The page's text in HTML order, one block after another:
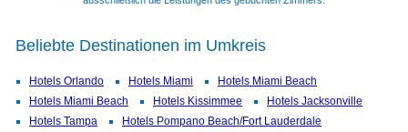
Beliebte Destinationen im Umkreis
Hotels Orlando Hotels Miami
Hotels Miami Beach
Hotels Miami Beach
Hotels Kissimmee
Hotels Jacksonville
Hotels Tampa
Hotels Pompano Beach/Fort Lauderdale